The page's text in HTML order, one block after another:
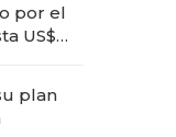
por el
US$
plan